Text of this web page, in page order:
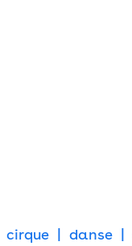
cirque danse